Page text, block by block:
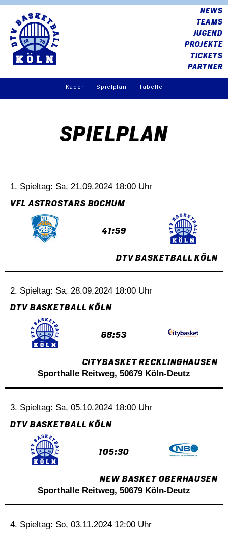
NEWS
TEAMS
JUGEND
PROJEKTE
TICKETS
PARTNER
Kader Spielplan Tabelle
SPIELPLAN
1. Spieltag: Sa, 21.09.2024 18:00 Uhr
VFL ASTROSTARS BOCHUM
41:59
DTV BASKETBALL KÖLN
2. Spieltag: Sa, 28.09.2024 18:00 Uhr
DTV BASKETBALL KÖLN
68:53
CITYBASKET RECKLINGHAUSEN
Sporthalle Reitweg, 50679 Köln-Deutz
3. Spieltag: Sa, 05.10.2024 18:00 Uhr
DTV BASKETBALL KÖLN
105:30
NEW BASKET OBERHAUSEN
Sporthalle Reitweg, 50679 Köln-Deutz
4. Spieltag: So, 03.11.2024 12:00 Uhr